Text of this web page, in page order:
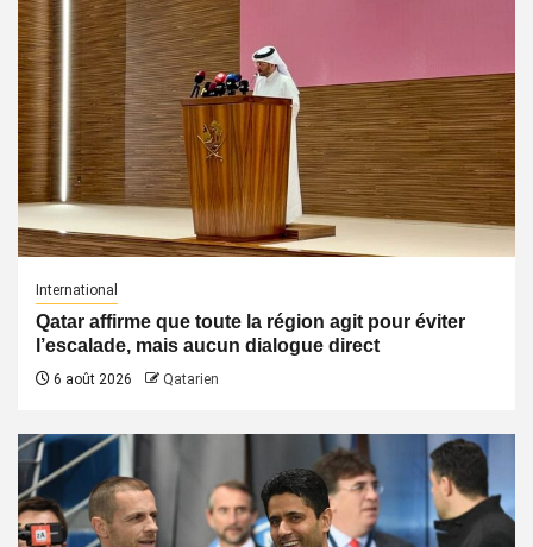
International
Qatar affirme que toute la région agit pour éviter
l’escalade, mais aucun dialogue direct
6 août 2026 Qatarien